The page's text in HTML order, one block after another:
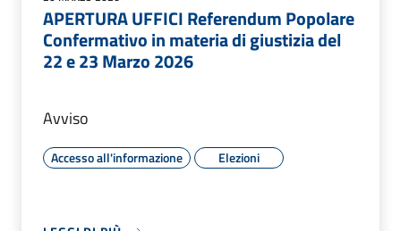
APERTURA UFFICI Referendum Popolare
Confermativo in materia di giustizia del
22 e 23 Marzo 2026
Avviso
Accesso all'informazione Elezioni